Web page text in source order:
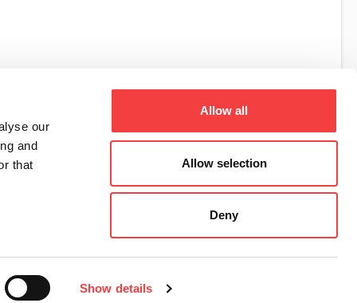
our
and
that
Show details
Allow all
Allow selection
Deny